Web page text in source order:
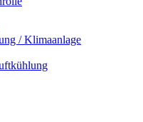
/ Klimaanlage